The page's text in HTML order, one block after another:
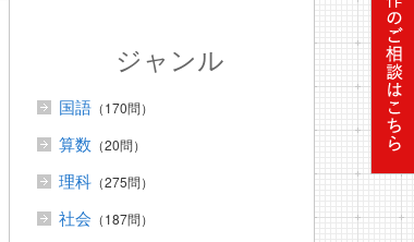
ジャンル
国語 （170問）
算数 （20問）
理科 （275問）
社会 （187問）